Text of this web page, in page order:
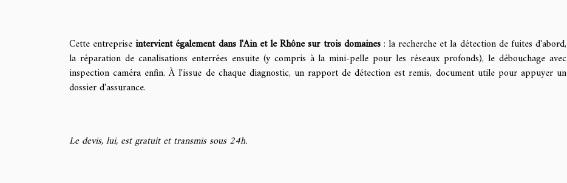
Cette entrepriseintervient également dans l'Ain et le Rhône sur trois domaines: la recherche et la détection de fuites d'abord,
la réparation de canalisations enterrées ensuite (y compris à la mini-pelle pour les réseaux profonds), le débouchage avec
inspection caméra enfin. À l'issue de chaque diagnostic, un rapport de détection est remis, document utile pour appuyer un
dossier d'assurance.
Le devis, lui, est gratuit et transmis sous 24h.